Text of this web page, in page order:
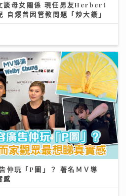
談母女關係 現任男友Herbert
自爆曾因管教問題「炒大鑊」
仲玩「P圖」？ 著名ＭＶ導
感